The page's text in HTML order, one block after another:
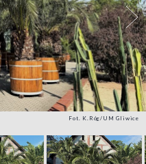
Fot. K.Róg/UM Gliwice